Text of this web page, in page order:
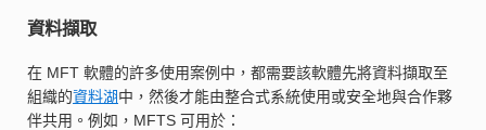
資料擷取
在 MFT 軟體的許多使用案例中，都需要該軟體先將資料擷取至
組織的資料湖中，然後才能由整合式系統使用或安全地與合作夥
伴共用。例如，MFTS 可用於：